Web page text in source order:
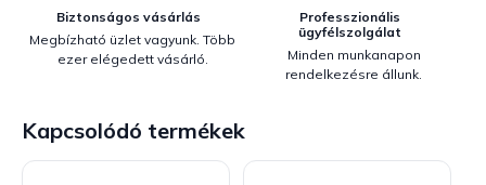
Biztonságos vásárlás
Megbízható üzlet vagyunk. Több
ezer elégedett vásárló.
Professzionális
ügyfélszolgálat
Minden munkanapon
rendelkezésre állunk.
Kapcsolódó termékek